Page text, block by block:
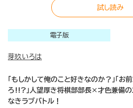
試し読み
電子版
芽玖いろは
「もしかして俺のこと好きなのか？」「お
ろ!!?」人望厚き将棋部部長×才色兼備の
なきラブバトル！